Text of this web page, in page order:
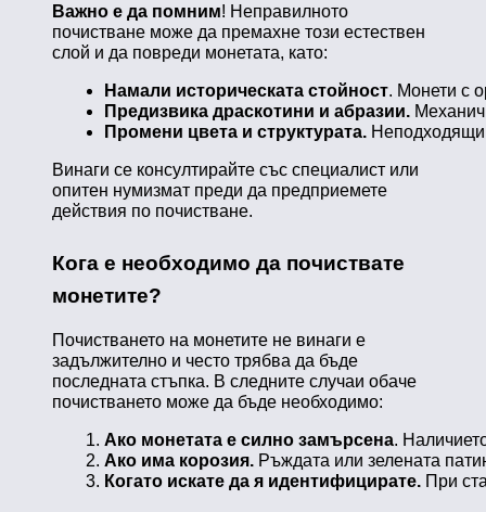
Важно е да помним! Неправилното
почистване може да премахне този естествен
слой и да повреди монетата, като:
Намали историческата стойност. Монети с
Предизвика драскотини и абразии.
Промени цвета и структурата. Неподходящи
Винаги се консултирайте със специалист или
опитен нумизмат преди да предприемете
действия по почистване.
Кога е необходимо да почиствате
монетите?
Почистването на монетите не винаги е
задължително и често трябва да бъде
последната стъпка. В следните случаи обаче
почистването може да бъде необходимо:
Ако монетата е силно замърсена.
Ако има корозия. Ръждата или зелената
Когато искате да я идентифицирате. При